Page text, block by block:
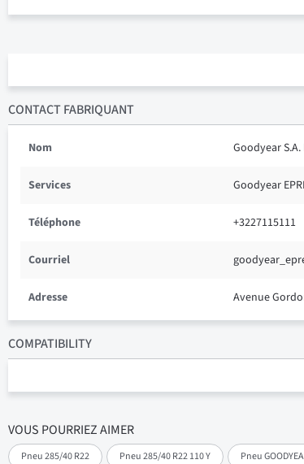
VOUS POURRIEZ AIMER
Pneu 285/40 R22 Pneu 285/40 R22 110 Y Pneu
CONTACT FABRIQUANT
Nom Goodyear
Services Goodyear
Téléphone +3227115111
Courriel
Adresse Avenue
COMPATIBILITY